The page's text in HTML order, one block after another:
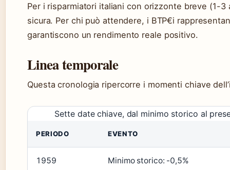
Per i risparmiatori italiani con orizzonte breve (1-
sicura. Per chi può attendere, i BTP€i
garantiscono un rendimento reale positivo.
Linea temporale
Questa cronologia ripercorre i momenti chiave
Sette date chiave, dal minimo storico al
PERIODO EVENTO
1959 Minimo storico: -0,5%